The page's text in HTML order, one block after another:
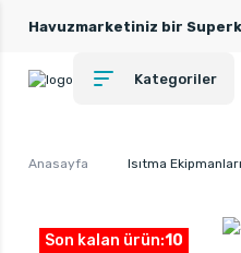
Havuzmarketiniz bir
Kategoriler
Anasayfa Isıtma Ekipmanları
Son kalan ürün:10